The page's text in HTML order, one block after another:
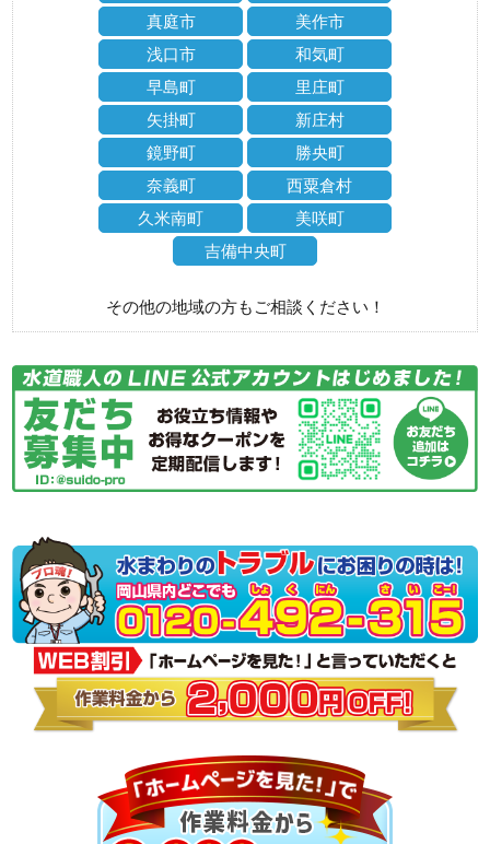
真庭市
美作市
浅口市
和気町
早島町
里庄町
矢掛町
新庄村
鏡野町
勝央町
奈義町
西粟倉村
久米南町
美咲町
吉備中央町
その他の地域の方もご相談ください！